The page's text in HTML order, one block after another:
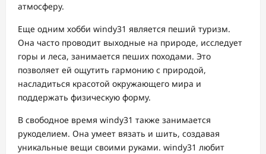
атмосферу.
Еще одним хобби windy31 является пеший туризм.
Она часто проводит выходные на природе, исследует
горы и леса, занимается пеших походами. Это
позволяет ей ощутить гармонию с природой,
насладиться красотой окружающего мира и
поддержать физическую форму.
В свободное время windy31 также занимается
рукоделием. Она умеет вязать и шить, создавая
уникальные вещи своими руками. windy31 любит